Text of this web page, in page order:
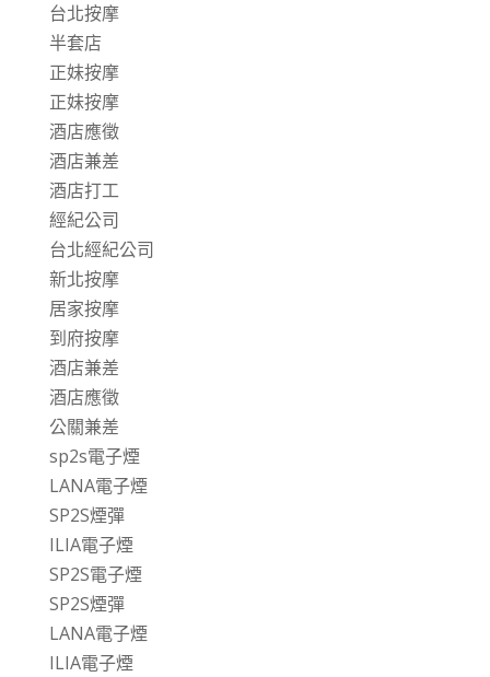
台北按摩
半套店
正妹按摩
正妹按摩
酒店應徵
酒店兼差
酒店打工
經紀公司
台北經紀公司
新北按摩
居家按摩
到府按摩
酒店兼差
酒店應徵
公關兼差
sp2s電子煙
LANA電子煙
SP2S煙彈
ILIA電子煙
SP2S電子煙
SP2S煙彈
LANA電子煙
ILIA電子煙